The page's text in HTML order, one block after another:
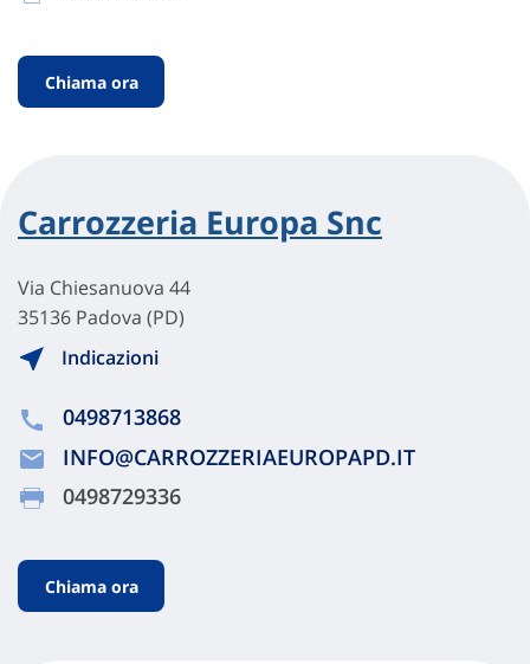
Chiama ora
Carrozzeria Europa Snc
Via Chiesanuova 44
35136 Padova (PD)
Indicazioni
0498713868
INFO@CARROZZERIAEUROPAPD.IT
0498729336
Chiama ora